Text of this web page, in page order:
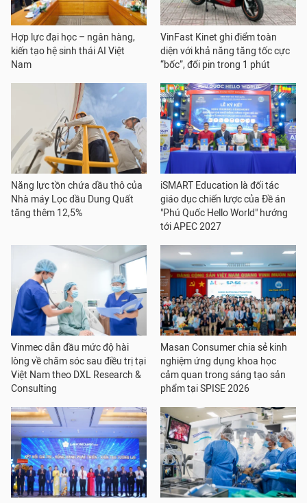
Hợp lực đại học – ngân hàng,
kiến tạo hệ sinh thái AI Việt
Nam
VinFast Kinet ghi điểm toàn
diện với khả năng tăng tốc cực
“bốc”, đổi pin trong 1 phút
Năng lực tồn chứa dầu thô của
Nhà máy Lọc dầu Dung Quất
tăng thêm 12,5%
iSMART Education là đối tác
giáo dục chiến lược của Đề án
"Phú Quốc Hello World" hướng
tới APEC 2027
Vinmec dẫn đầu mức độ hài
lòng về chăm sóc sau điều trị tại
Việt Nam theo DXL Research &
Consulting
Masan Consumer chia sẻ kinh
nghiệm ứng dụng khoa học
cảm quan trong sáng tạo sản
phẩm tại SPISE 2026